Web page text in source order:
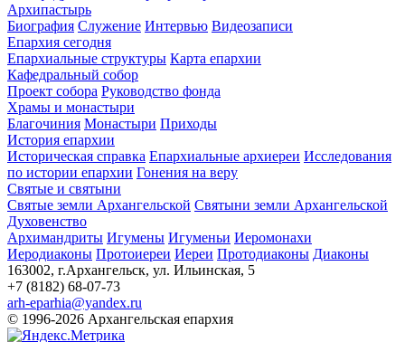
Архипастырь
Биография Служение Интервью Видеозаписи
Епархия сегодня
Епархиальные структуры Карта епархии
Кафедральный собор
Проект собора Руководство фонда
Храмы и монастыри
Благочиния Монастыри Приходы
История епархии
Историческая справка Епархиальные архиереи Исследования
по истории епархии Гонения на веру
Святые и святыни
Святые земли Архангельской Святыни земли Архангельской
Духовенство
Архимандриты Игумены Игуменьи Иеромонахи
Иеродиаконы Протоиереи Иереи Протодиаконы Диаконы
163002, г.Архангельск, ул. Ильинская, 5
+7 (8182) 68-07-73
arh-eparhia@yandex.ru
© 1996-2026 Архангельская епархия